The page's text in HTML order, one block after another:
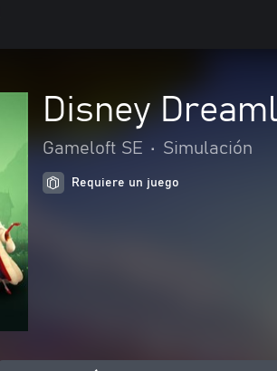
Disney
Gameloft SE • Simulación
Requiere un juego